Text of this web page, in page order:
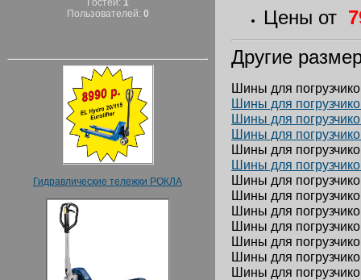
Гостей: 1
Пользователей: 0
Гидравлические тележки РОКЛА
Цены от
Другие
Шины для
Шины для
Шины для
Шины для
Шины для
Шины для
Шины для
Шины для
Шины для
Шины для
Шины для
Шины для
Шины для